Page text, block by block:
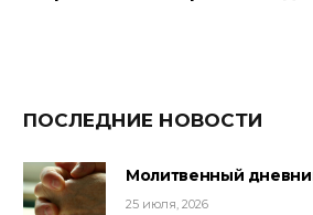
ПОСЛЕДНИЕ НОВОСТИ
Молитвенный
25 июля, 2026